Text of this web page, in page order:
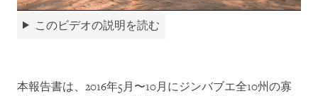
このビデオの説明を読む
本報告書は、2016年5月〜10月にジンバブエ全10州の寡